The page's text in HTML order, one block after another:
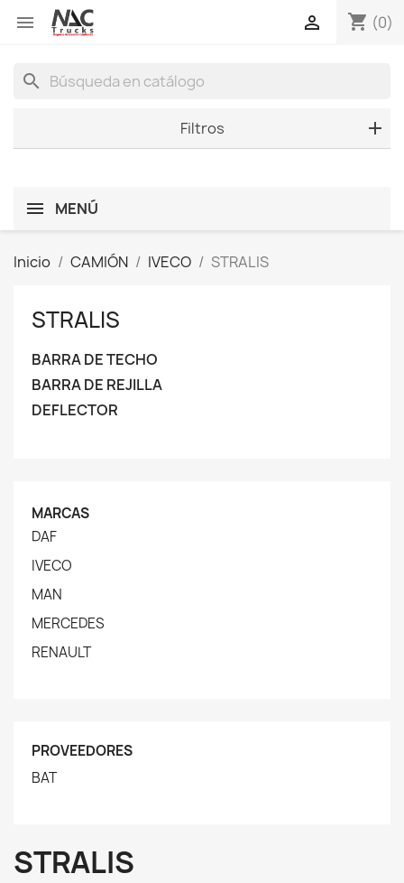
 shopping_cart (0)

search
Filtros
MENÚ
Inicio CAMIÓN IVECO STRALIS
STRALIS
BARRA DE TECHO
BARRA DE REJILLA
DEFLECTOR
MARCAS
DAF
IVECO
MAN
MERCEDES
RENAULT
PROVEEDORES
BAT
STRALIS